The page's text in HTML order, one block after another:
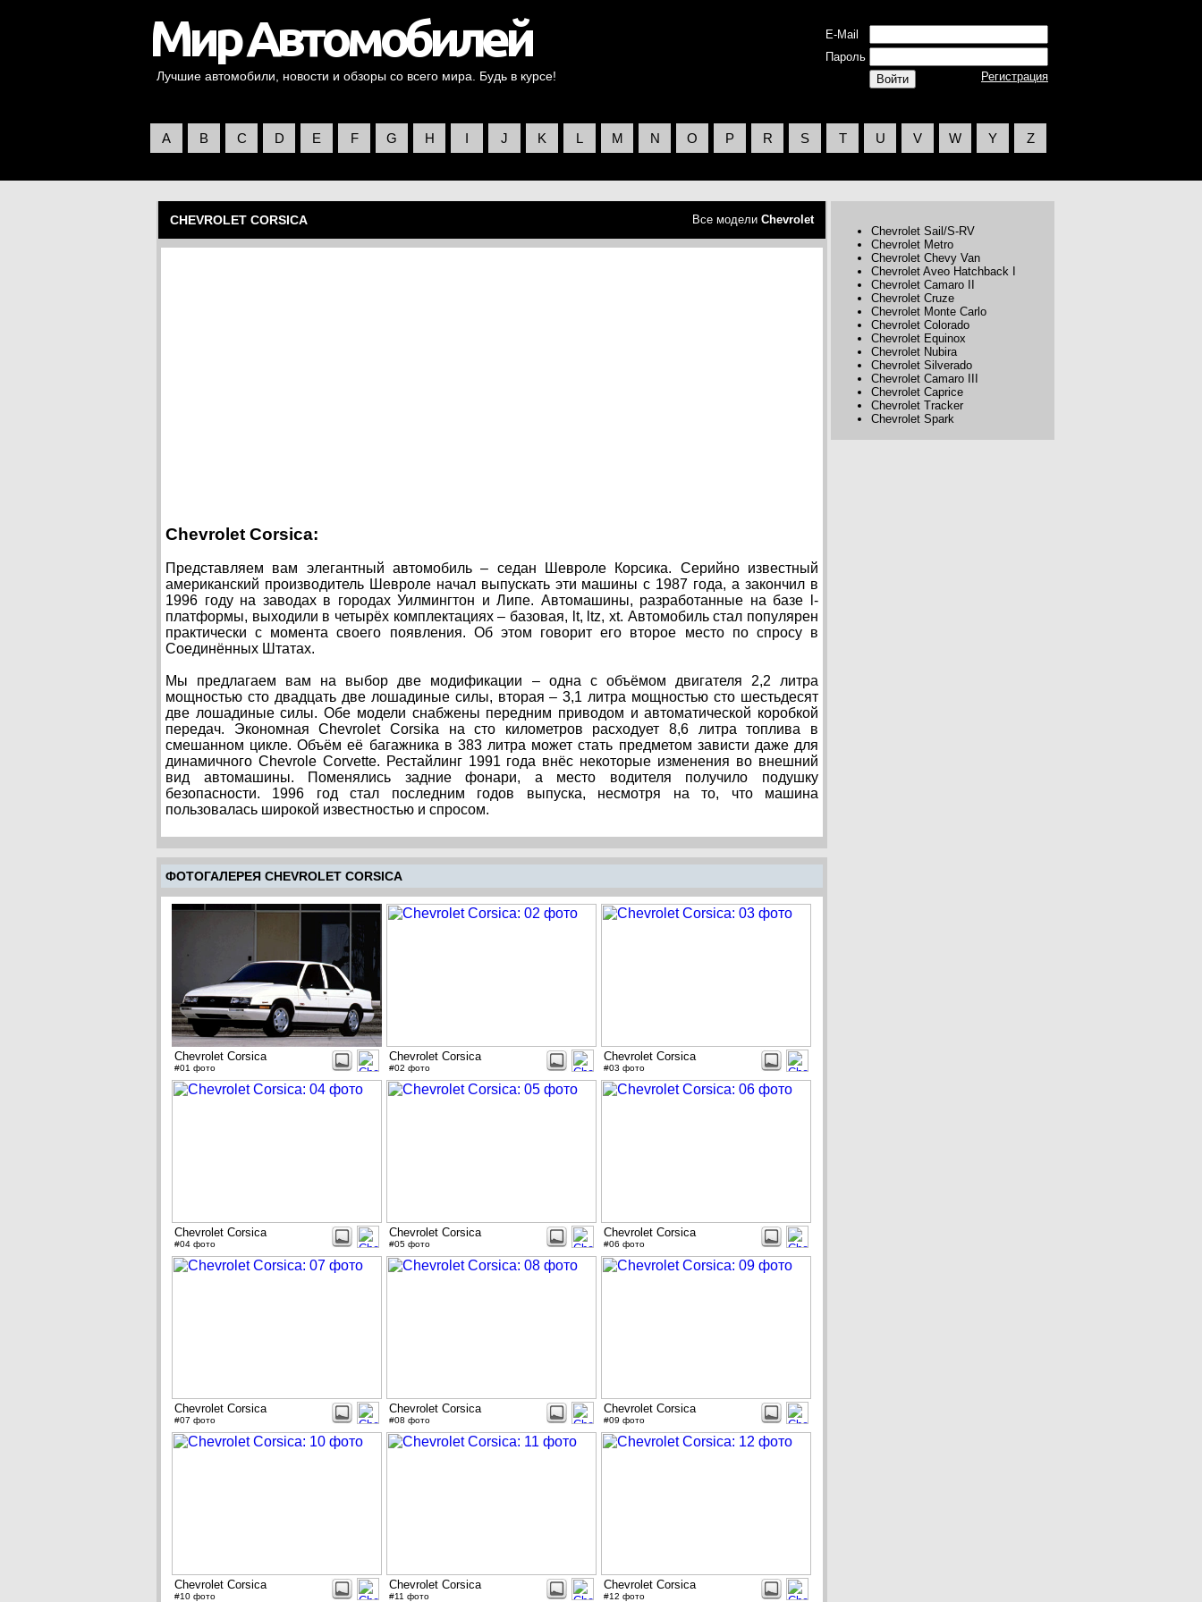
Лучшие автомобили, новости и обзоры со всего мира. Будь в курсе!
E-Mail
Пароль
Регистрация
A B C D E F G H I J K L M N O P R S T U V W Y Z
CHEVROLET CORSICA Все модели Chevrolet
Chevrolet Corsica:
Представляем вам элегантный автомобиль – седан Шевроле Корсика. Серийно известный
американский производитель Шевроле начал выпускать эти машины с 1987 года, а закончил в
1996 году на заводах в городах Уилмингтон и Липе. Автомашины, разработанные на базе l-
платформы, выходили в четырёх комплектациях – базовая, lt, ltz, хt. Автомобиль стал популярен
практически с момента своего появления. Об этом говорит его второе место по спросу в
Соединённых Штатах.
Мы предлагаем вам на выбор две модификации – одна с объёмом двигателя 2,2 литра
мощностью сто двадцать две лошадиные силы, вторая – 3,1 литра мощностью сто шестьдесят
две лошадиные силы. Обе модели снабжены передним приводом и автоматической коробкой
передач. Экономная Chevrolet Corsika на сто километров расходует 8,6 литра топлива в
смешанном цикле. Объём её багажника в 383 литра может стать предметом зависти даже для
динамичного Chevrole Cоrvette. Рестайлинг 1991 года внёс некоторые изменения во внешний
вид автомашины. Поменялись задние фонари, а место водителя получило подушку
безопасности. 1996 год стал последним годов выпуска, несмотря на то, что машина
пользовалась широкой известностью и спросом.
ФОТОГАЛЕРЕЯ CHEVROLET CORSICA
Chevrolet Corsica
#01 фото
Chevrolet Corsica
#02 фото
Chevrolet Corsica
#03 фото
Chevrolet Corsica
#04 фото
Chevrolet Corsica
#05 фото
Chevrolet Corsica
#06 фото
Chevrolet Corsica
#07 фото
Chevrolet Corsica
#08 фото
Chevrolet Corsica
#09 фото
Chevrolet Corsica
#10 фото
Chevrolet Corsica
#11 фото
Chevrolet Corsica
#12 фото
Chevrolet Sail/S-RV
Chevrolet Metro
Chevrolet Chevy Van
Chevrolet Aveo Hatchback I
Chevrolet Camaro II
Chevrolet Cruze
Chevrolet Monte Carlo
Chevrolet Colorado
Chevrolet Equinox
Chevrolet Nubira
Chevrolet Silverado
Chevrolet Camaro III
Chevrolet Caprice
Chevrolet Tracker
Chevrolet Spark